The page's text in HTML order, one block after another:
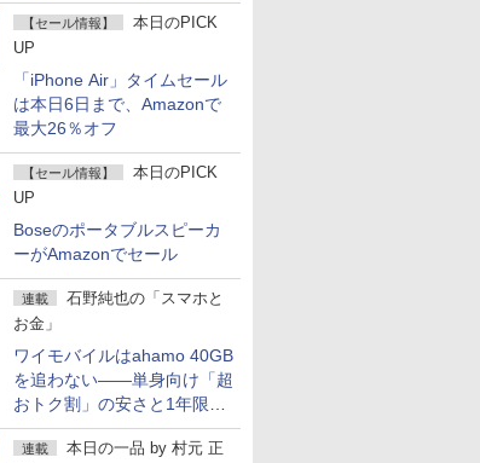
【セール情報】
本日のPICK
UP
「iPhone Air」タイムセール
は本日6日まで、Amazonで
最大26％オフ
【セール情報】
本日のPICK
UP
Boseのポータブルスピーカ
ーがAmazonでセール
連載
石野純也の「スマホと
お金」
ワイモバイルはahamo 40GB
を追わない――単身向け「超
おトク割」の安さと1年限定
の注意点
連載 本日の一品 by 村元 正